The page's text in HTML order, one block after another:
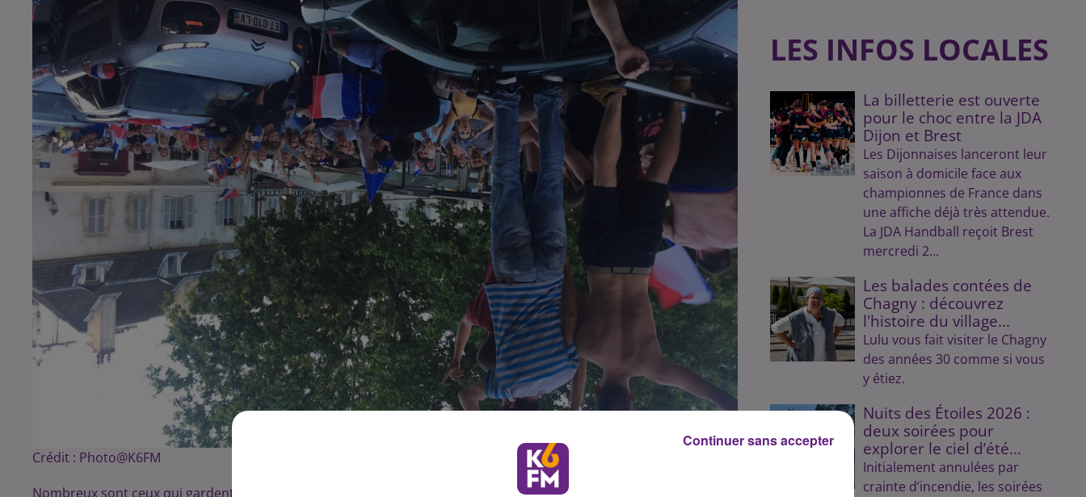
Crédit : Photo@K6FM
Nombreux sont ceux qui gardent le souvenir, maintenant assez lointain, du 12 juillet 1998. Nombreux sont
LES INFOS LOCALES
La billetterie est ouverte
pour le choc entre la JDA
Dijon et Brest
Les Dijonnaises lanceront leur
saison à domicile face aux
championnes de France dans
une affiche déjà très attendue.
La JDA Handball reçoit Brest
mercredi 2...
Les balades contées de
Chagny : découvrez
l'histoire du village...
Lulu vous fait visiter le Chagny
des années 30 comme si vous
y étiez.
Nuits des Étoiles 2026 :
deux soirées pour
explorer le ciel d’été...
Initialement annulées par
crainte d’incendie, les soirées
Continuer sans accepter